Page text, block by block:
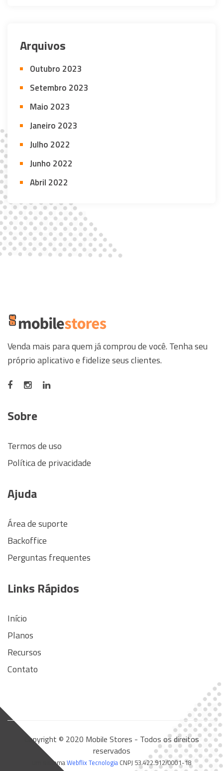
Arquivos
Outubro 2023
Setembro 2023
Maio 2023
Janeiro 2023
Julho 2022
Junho 2022
Abril 2022
Venda mais para quem já comprou de você. Tenha seu
próprio aplicativo e fidelize seus clientes.
Sobre
Termos de uso
Política de privacidade
Ajuda
Área de suporte
Backoffice
Perguntas frequentes
Links Rápidos
Início
Planos
Recursos
Contato
Copyright © 2020 Mobile Stores - Todos os direitos
reservados
Um sistemaWebflix TecnologiaCNPJ 53.422.912/0001-18